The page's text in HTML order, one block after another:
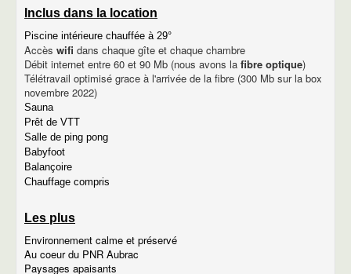
La recette de l'Aligot
Piscine et Sauna
Le sauna
La piscine
100 photos
Rando en photos
Le château
La colonie des années 50
Notre chaudière à granulés
Avancement de nos travaux
contact
contact
plan du site
Inclus dans la location
Piscine intérieure chauffée à 29°
Accès wifi dans chaque gîte et chaque chambre
Débit internet entre 60 et 90 Mb (nous avons la fibre optique)
Télétravail optimisé grace à l'arrivée de la fibre (300 Mb sur la box
novembre 2022)
Sauna
Prêt de VTT
Salle de ping pong
Babyfoot
Balançoire
Chauffage compris
Les plus
Environnement calme et préservé
Au coeur du PNR Aubrac
Paysages apaisants